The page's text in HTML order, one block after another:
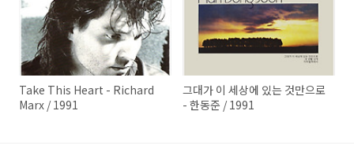
Take This Heart - Richard
Marx / 1991
그대가 이 세상에 있는 것만으로
- 한동준 / 1991